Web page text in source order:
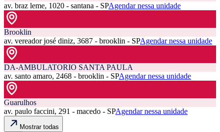
av. braz leme, 1020 - santana - SPAgendar nessa unidade
Brooklin
av. vereador josé diniz, 3687 - brooklin - SPAgendar nessa unidade
DA-AMBULATORIO SANTA PAULA
av. santo amaro, 2468 - brooklin - SPAgendar nessa unidade
Guarulhos
av. paulo faccini, 291 - macedo - SPAgendar nessa unidade
Mostrar todas